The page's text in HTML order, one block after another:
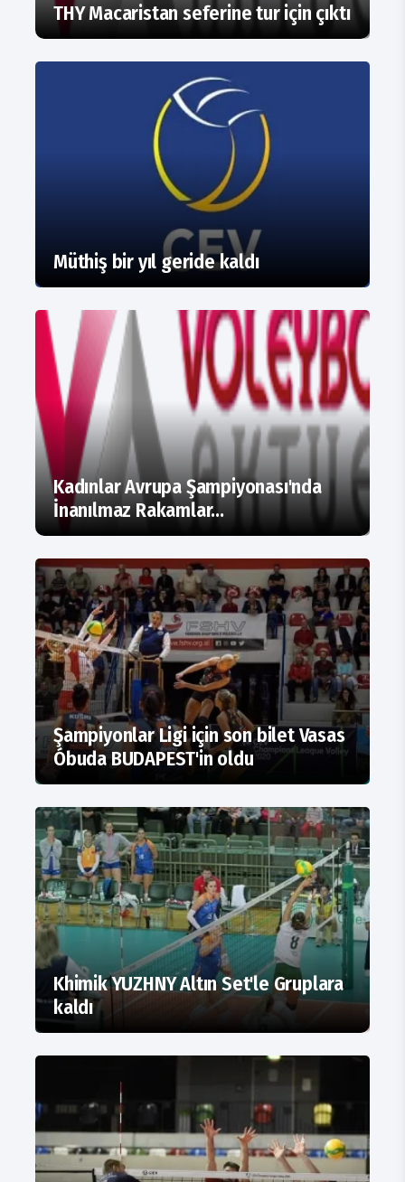
THY Macaristan seferine tur için çıktı
Müthiş bir yıl geride kaldı
Kadınlar Avrupa Şampiyonası'nda
İnanılmaz Rakamlar...
Şampiyonlar Ligi için son bilet Vasas
Óbuda BUDAPEST'in oldu
Khimik YUZHNY Altın Set'le Gruplara
kaldı